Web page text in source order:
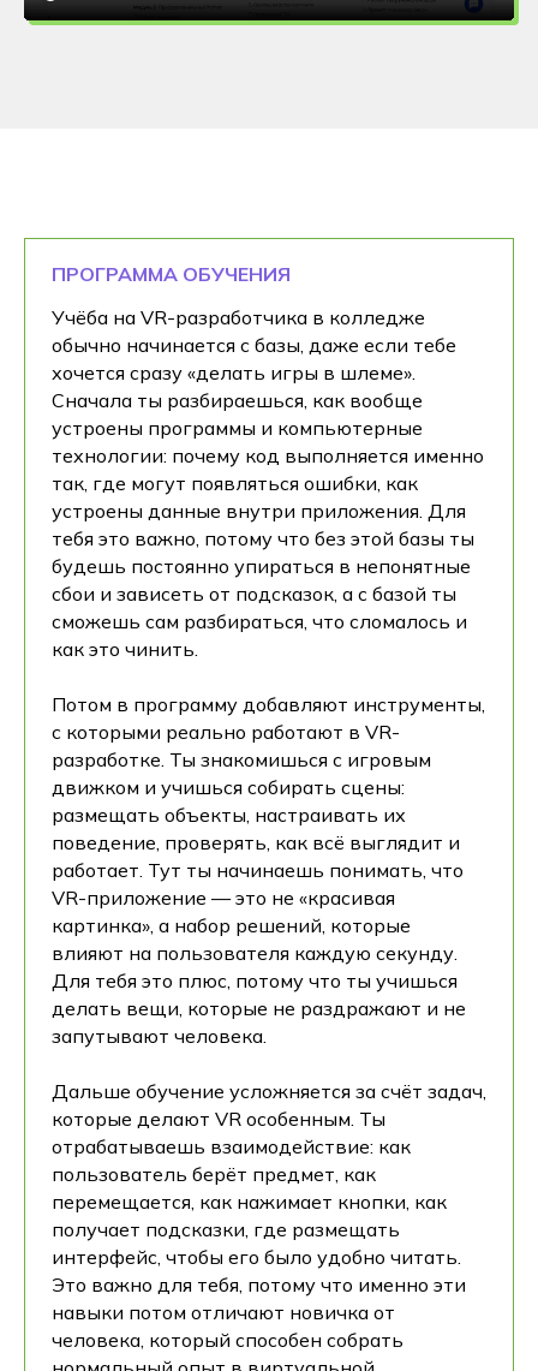
ПРОГРАММА ОБУЧЕНИЯ
Учёба на VR-разработчика в колледже
обычно начинается с базы, даже если тебе
хочется сразу «делать игры в шлеме».
Сначала ты разбираешься, как вообще
устроены программы и компьютерные
технологии: почему код выполняется именно
так, где могут появляться ошибки, как
устроены данные внутри приложения. Для
тебя это важно, потому что без этой базы ты
будешь постоянно упираться в непонятные
сбои и зависеть от подсказок, а с базой ты
сможешь сам разбираться, что сломалось и
как это чинить.
Потом в программу добавляют инструменты,
с которыми реально работают в VR-
разработке. Ты знакомишься с игровым
движком и учишься собирать сцены:
размещать объекты, настраивать их
поведение, проверять, как всё выглядит и
работает. Тут ты начинаешь понимать, что
VR-приложение — это не «красивая
картинка», а набор решений, которые
влияют на пользователя каждую секунду.
Для тебя это плюс, потому что ты учишься
делать вещи, которые не раздражают и не
запутывают человека.
Дальше обучение усложняется за счёт задач,
которые делают VR особенным. Ты
отрабатываешь взаимодействие: как
пользователь берёт предмет, как
перемещается, как нажимает кнопки, как
получает подсказки, где размещать
интерфейс, чтобы его было удобно читать.
Это важно для тебя, потому что именно эти
навыки потом отличают новичка от
человека, который способен собрать